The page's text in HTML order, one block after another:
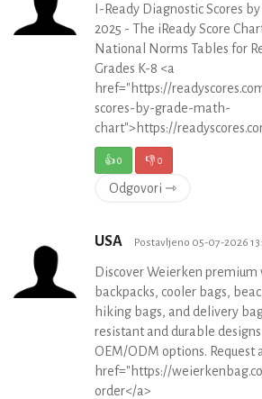
I-Ready Diagnostic Scores
2025 - The iReady Score
National Norms Tables for
Grades K-8 <a
href="https://
scores-by-grade-math-
chart">https://
👍0 👎0
Odgovori ⇾
USA Postavljeno 05-07-2026
Discover Weierken
backpacks, cooler bags,
hiking bags, and delivery
resistant and durable
OEM/ODM options. Request
href="https://
order</a>